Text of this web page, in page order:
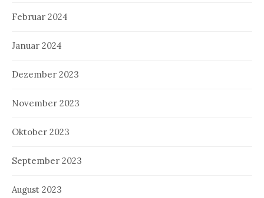
Februar 2024
Januar 2024
Dezember 2023
November 2023
Oktober 2023
September 2023
August 2023